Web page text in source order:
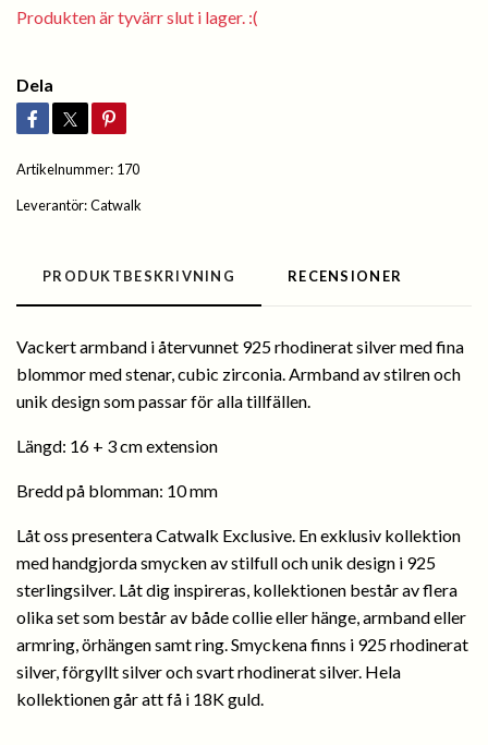
Produkten är tyvärr slut i lager. :(
Dela
Artikelnummer: 170
Leverantör:Catwalk
PRODUKTBESKRIVNING RECENSIONER
Vackert armband i återvunnet 925 rhodinerat silver med fina
blommor med stenar, cubic zirconia. Armband av stilren och
unik design som passar för alla tillfällen.
Längd: 16 + 3 cm extension
Bredd på blomman: 10 mm
Låt oss presentera Catwalk Exclusive. En exklusiv kollektion
med handgjorda smycken av stilfull och unik design i 925
sterlingsilver. Låt dig inspireras, kollektionen består av flera
olika set som består av både collie eller hänge, armband eller
armring, örhängen samt ring. Smyckena finns i 925 rhodinerat
silver, förgyllt silver och svart rhodinerat silver. Hela
kollektionen går att få i 18K guld.